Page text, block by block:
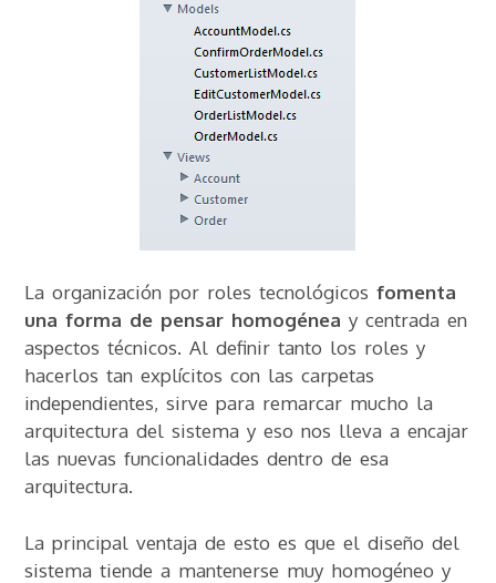
La organización por roles tecnológicosfomenta
una forma de pensar homogénea y centrada en
aspectos técnicos. Al definir tanto los roles y
hacerlos tan explícitos con las carpetas
independientes, sirve para remarcar mucho la
arquitectura del sistema y eso nos lleva a encajar
las nuevas funcionalidades dentro de esa
arquitectura.
La principal ventaja de esto es que el diseño del
sistema tiende a mantenerse muy homogéneo y